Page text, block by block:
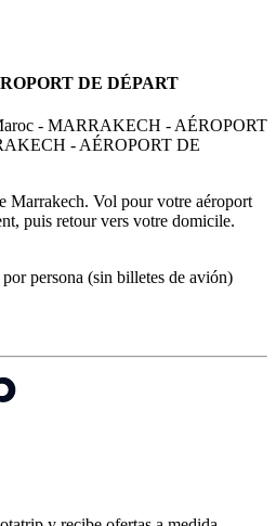
DE DÉPART
Marrakech. Vol pour votre aéroport
puis retour vers votre domicile.
persona (sin billetes de avión)